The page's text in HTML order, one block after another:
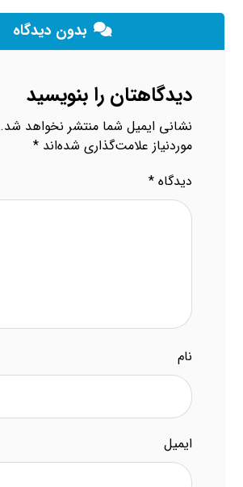
بدون دیدگاه
دیدگاهتان را بنویسید
نشانی ایمیل شما منتشر نخواهد شد.
موردنیاز علامت‌گذاری شده‌اند*
دیدگاه*
نام
ایمیل